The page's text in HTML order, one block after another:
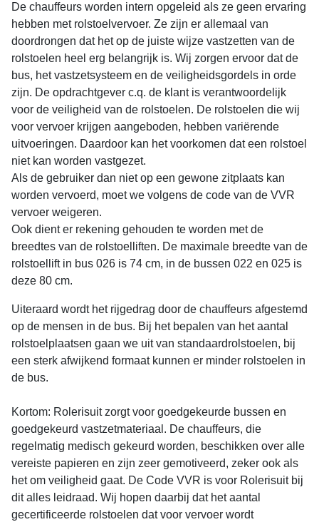
De chauffeurs worden intern opgeleid als ze geen ervaring
hebben met rolstoelvervoer. Ze zijn er allemaal van
doordrongen dat het op de juiste wijze vastzetten van de
rolstoelen heel erg belangrijk is. Wij zorgen ervoor dat de
bus, het vastzetsysteem en de veiligheidsgordels in orde
zijn. De opdrachtgever c.q. de klant is verantwoordelijk
voor de veiligheid van de rolstoelen. De rolstoelen die wij
voor vervoer krijgen aangeboden, hebben variërende
uitvoeringen. Daardoor kan het voorkomen dat een rolstoel
niet kan worden vastgezet.
Als de gebruiker dan niet op een gewone zitplaats kan
worden vervoerd, moet we volgens de code van de VVR
vervoer weigeren.
Ook dient er rekening gehouden te worden met de
breedtes van de rolstoelliften. De maximale breedte van de
rolstoellift in bus 026 is 74 cm, in de bussen 022 en 025 is
deze 80 cm.
Uiteraard wordt het rijgedrag door de chauffeurs afgestemd
op de mensen in de bus. Bij het bepalen van het aantal
rolstoelplaatsen gaan we uit van standaardrolstoelen, bij
een sterk afwijkend formaat kunnen er minder rolstoelen in
de bus.
Kortom: Rolerisuit zorgt voor goedgekeurde bussen en
goedgekeurd vastzetmateriaal. De chauffeurs, die
regelmatig medisch gekeurd worden, beschikken over alle
vereiste papieren en zijn zeer gemotiveerd, zeker ook als
het om veiligheid gaat. De Code VVR is voor Rolerisuit bij
dit alles leidraad. Wij hopen daarbij dat het aantal
gecertificeerde rolstoelen dat voor vervoer wordt